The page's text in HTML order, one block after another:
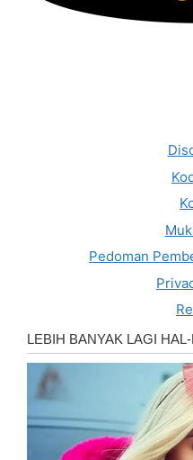
Pedoman